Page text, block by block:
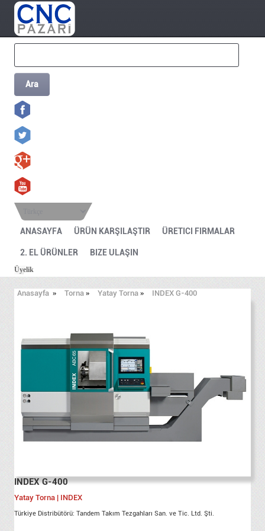
Ara
ANASAYFA ÜRÜN KARŞILAŞTIR ÜRETICI FIRMALAR
2. EL ÜRÜNLER BIZE ULAŞIN
Üyelik
Anasayfa » Torna » Yatay Torna » INDEX G-400
INDEX G-400
Yatay Torna | INDEX
Türkiye Distribütörü: Tandem Takım Tezgahları San. ve Tic. Ltd. Şti.